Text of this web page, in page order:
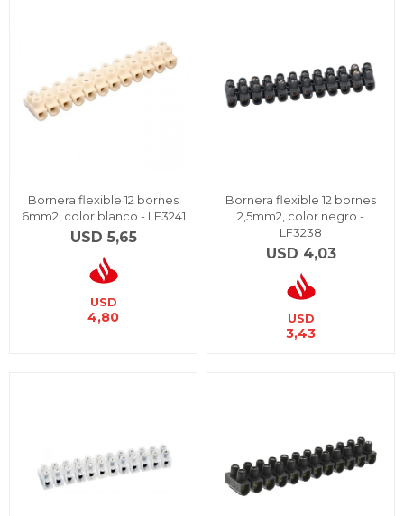
Bornera flexible 12 bornes
6mm2, color blanco - LF3241
USD 5,65
USD
4,80
Bornera flexible 12 bornes
2,5mm2, color negro -
LF3238
USD 4,03
USD
3,43